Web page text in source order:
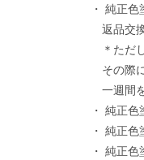
・ 純正
返品交
＊ただ
その際
一週間
・ 純正
・ 純正
・ 純正